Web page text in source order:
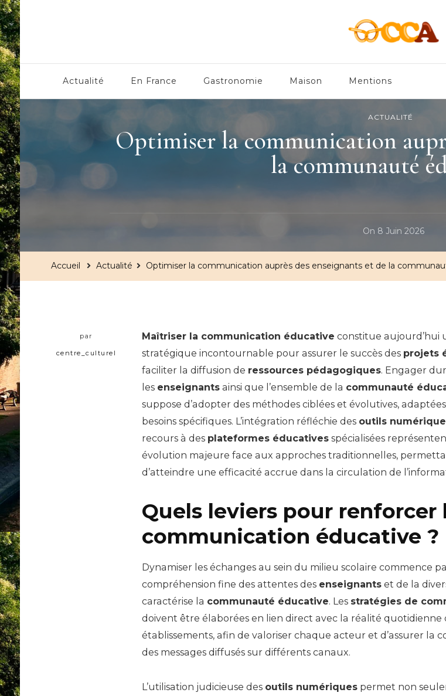
Actualité En France Gastronomie Maison Mentions
ACTUALITÉ
Optimiser la communication
la communauté
On 8 Juin 2026
Accueil Actualité Optimiser la communication auprès des enseignants et de la
par
centre_culturel
Maîtriser la communication éducative constitue aujourd’hui
stratégique incontournable pour assurer le succès des projets
faciliter la diffusion de ressources pédagogiques. Engager
les enseignantsainsi que l’ensemble de la communauté
suppose d’adopter des méthodes ciblées et évolutives,
besoins spécifiques. L’intégration réfléchie des outils
recours à des plateformes éducativesspécialisées
évolution majeure face aux approches traditionnelles,
d’atteindre une efficacité accrue dans la circulation de
Quels leviers pour renforcer
communication éducative ?
Dynamiser les échanges au sein du milieu scolaire commence
compréhension fine des attentes des enseignantset de la
caractérise la communauté éducative. Les stratégies de
doivent être élaborées en lien direct avec la réalité quotidienne
établissements, afin de valoriser chaque acteur et d’assurer la
des messages diffusés sur différents canaux.
L’utilisation judicieuse des outils numériquespermet non